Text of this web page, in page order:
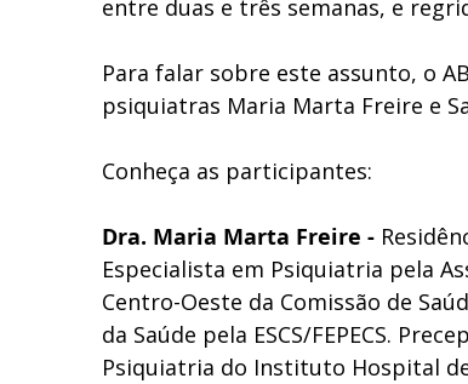
entre duas e três semanas, e
Para falar sobre este assunto, o
psiquiatras Maria Marta Freire e
Conheça as participantes:
Dra. Maria Marta Freire -
Especialista em Psiquiatria pela
Centro-Oeste da Comissão de
da Saúde pela ESCS/FEPECS.
Psiquiatria do Instituto Hospital